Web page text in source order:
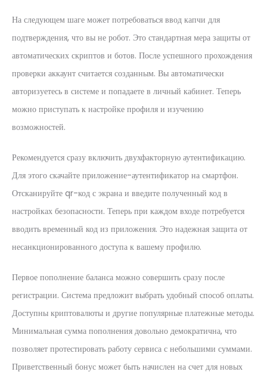
На следующем шаге может потребоваться ввод капчи для
подтверждения, что вы не робот. Это стандартная мера защиты от
автоматических скриптов и ботов. После успешного прохождения
проверки аккаунт считается созданным. Вы автоматически
авторизуетесь в системе и попадаете в личный кабинет. Теперь
можно приступать к настройке профиля и изучению
возможностей.
Рекомендуется сразу включить двухфакторную аутентификацию.
Для этого скачайте приложение-аутентификатор на смартфон.
Отсканируйте qr-код с экрана и введите полученный код в
настройках безопасности. Теперь при каждом входе потребуется
вводить временный код из приложения. Это надежная защита от
несанкционированного доступа к вашему профилю.
Первое пополнение баланса можно совершить сразу после
регистрации. Система предложит выбрать удобный способ оплаты.
Доступны криптовалюты и другие популярные платежные методы.
Минимальная сумма пополнения довольно демократична, что
позволяет протестировать работу сервиса с небольшими суммами.
Приветственный бонус может быть начислен на счет для новых